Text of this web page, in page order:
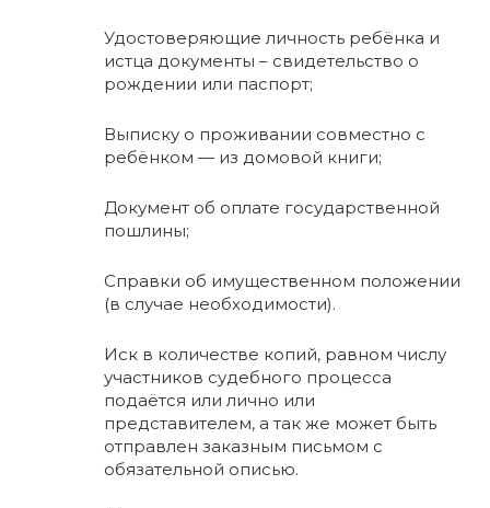
Удостоверяющие личность ребёнка и
истца документы – свидетельство о
рождении или паспорт;
Выписку о проживании совместно с
ребёнком — из домовой книги;
Документ об оплате государственной
пошлины;
Справки об имущественном положении
(в случае необходимости).
Иск в количестве копий, равном числу
участников судебного процесса
подаётся или лично или
представителем, а так же может быть
отправлен заказным письмом с
обязательной описью.